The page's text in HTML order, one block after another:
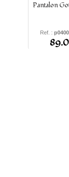
Pantalon
Ref. :
-L-
3XL